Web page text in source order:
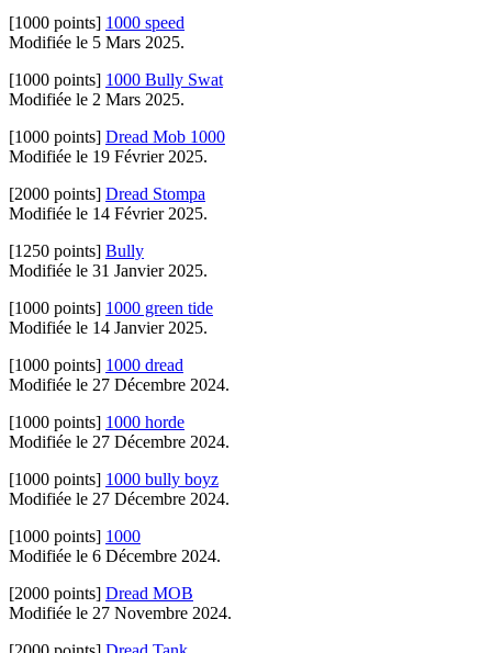
[1000 points] 1000 speed
Modifiée le 5 Mars 2025.
[1000 points] 1000 Bully Swat
Modifiée le 2 Mars 2025.
[1000 points] Dread Mob 1000
Modifiée le 19 Février 2025.
[2000 points] Dread Stompa
Modifiée le 14 Février 2025.
[1250 points] Bully
Modifiée le 31 Janvier 2025.
[1000 points] 1000 green tide
Modifiée le 14 Janvier 2025.
[1000 points] 1000 dread
Modifiée le 27 Décembre 2024.
[1000 points] 1000 horde
Modifiée le 27 Décembre 2024.
[1000 points] 1000 bully boyz
Modifiée le 27 Décembre 2024.
[1000 points] 1000
Modifiée le 6 Décembre 2024.
[2000 points] Dread MOB
Modifiée le 27 Novembre 2024.